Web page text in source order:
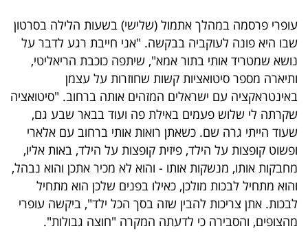
5
המילון
הכלכלי
פודקאסט
40
UNDER
40
עופרי פרסמה במהלך אתמול (שלישי) בשעות הלילה בסרטון
שבו היא פונה לעוקביה בבקשה. "אני חייבת רגע לדבר על
נושא שמטריד אותי בתור אמא", שיתפה כוכבת הריאליטי,
ותיארה מספר סיטואציות קשות שחוזרות על עצמן
באינטראקציה עם ישראלים המזהים אותה ברחוב. "סיטואציה
שקרתה לי שלוש פעמים באילת פה ועוד בבאר שבע גם,
שעוד הייתי גרה שם. כשאתן רואות אותי ברחוב עם אלארי
ופשוט קופצות על הילד, פיזית קופצות על הילד, באות אליו,
מחבקות אותו, מנשקות אותו - והוא לא מכיר אתכן והוא נבהל,
והוא מתחיל לבכות מולכן, כאילו בפנים שלכן הוא מתחיל
לבכות. אתן צריכות להבין שזה בסך הכל ילד", ביקשה עופרי
מהצופים, והסבירה כי לדעתה המקרה "חוצה גבולות".